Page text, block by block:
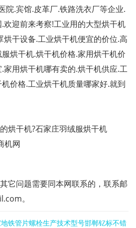
院.宾馆.皮革厂.铁路洗衣厂等企业.
欢迎前来考察!工业用的大型烘干机
烘干设备.工业烘干机便宜的价位.高
烘干机.烘干机价格.家用烘干机价
家用烘干机哪有卖的.烘干机供应.工
价格.工业烘干机质量哪家好.就到
烘干机?石家庄羽绒服烘干机
机网
它问题需要同本网联系的，联系邮
。
铁管片螺栓生产技术型号邯郸钇标不错